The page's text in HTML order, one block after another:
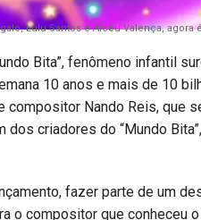
Lulu Santos e Alceu Valença,
Bita”, fenômeno infantil
10 anos e mais de 10
compositor Nando Reis, que
dos criadores do “Mundo
fazer parte de um
o compositor que conheceu